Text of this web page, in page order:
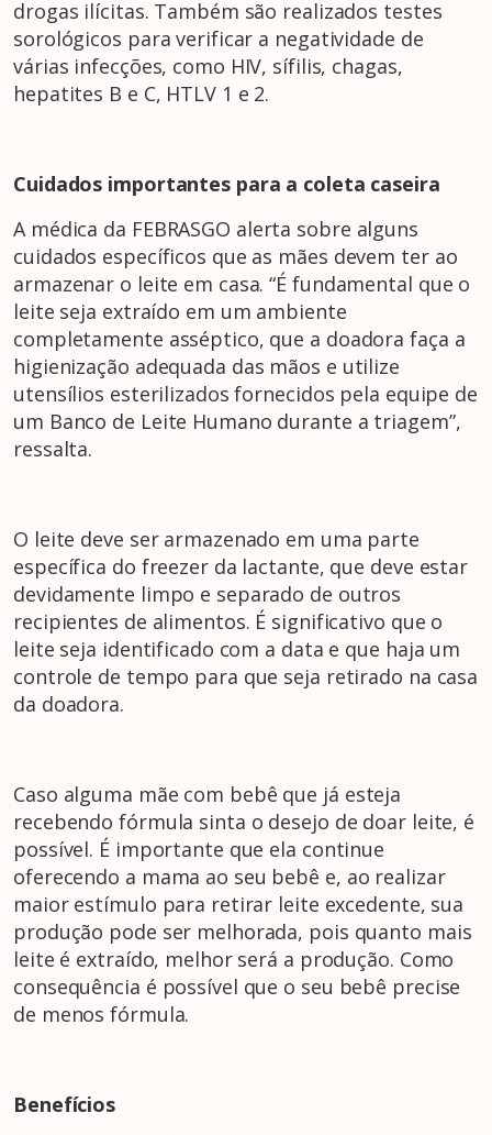
drogas ilícitas. Também são realizados testes
sorológicos para verificar a negatividade de
várias infecções, como HIV, sífilis, chagas,
hepatites B e C, HTLV 1 e 2.
Cuidados importantes para a coleta caseira
A médica da FEBRASGO alerta sobre alguns
cuidados específicos que as mães devem ter ao
armazenar o leite em casa. “É fundamental que o
leite seja extraído em um ambiente
completamente asséptico, que a doadora faça a
higienização adequada das mãos e utilize
utensílios esterilizados fornecidos pela equipe de
um Banco de Leite Humano durante a triagem”,
ressalta.
O leite deve ser armazenado em uma parte
específica do freezer da lactante, que deve estar
devidamente limpo e separado de outros
recipientes de alimentos. É significativo que o
leite seja identificado com a data e que haja um
controle de tempo para que seja retirado na casa
da doadora.
Caso alguma mãe com bebê que já esteja
recebendo fórmula sinta o desejo de doar leite, é
possível. É importante que ela continue
oferecendo a mama ao seu bebê e, ao realizar
maior estímulo para retirar leite excedente, sua
produção pode ser melhorada, pois quanto mais
leite é extraído, melhor será a produção. Como
consequência é possível que o seu bebê precise
de menos fórmula.
Benefícios